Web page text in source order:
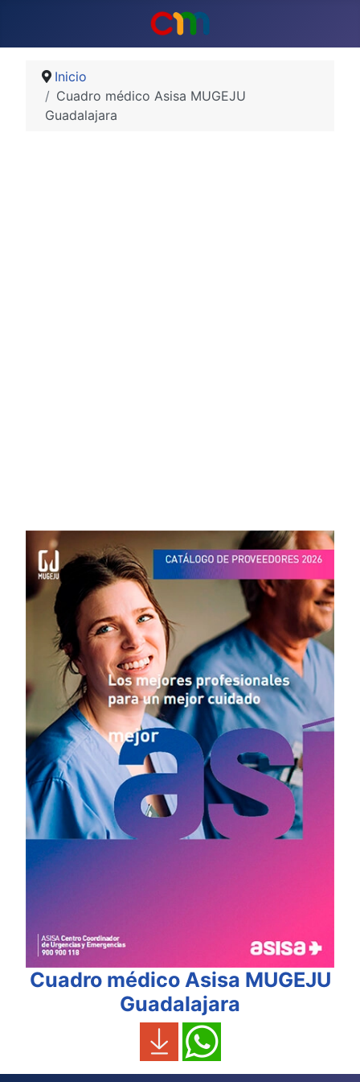
Inicio
Cuadro médico Asisa MUGEJU
Guadalajara
Cuadro médico Asisa MUGEJU
Guadalajara